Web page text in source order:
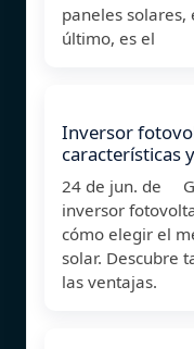
paneles solares,
último, es el
Inversor
características y
24 de jun. de
inversor
cómo elegir el
solar. Descubre
las ventajas.